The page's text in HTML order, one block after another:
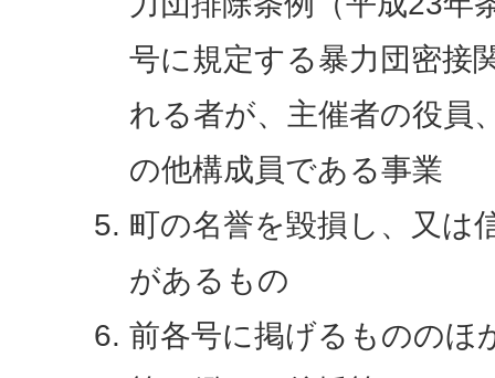
号に規定する暴力団密接
れる者が、主催者の役員
の他構成員である事業
町の名誉を毀損し、又は
があるもの
前各号に掲げるもののほ